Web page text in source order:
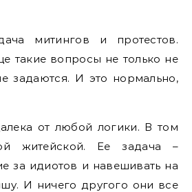
митингов и протестов.
такие вопросы не только не
задаются. И это нормально,
от любой логики. В том
житейской. Ее задача –
за идиотов и навешивать на
И ничего другого они все